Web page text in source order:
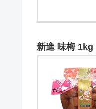
新進 味梅 1kg